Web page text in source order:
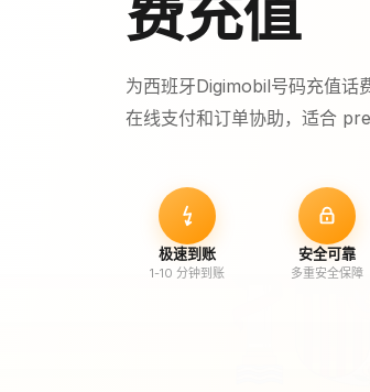
费充值
为西班牙Digimobil号码充值话
在线支付和订单协助，适合
极速到账
1-10 分钟到账
安全可靠
多重安全保障